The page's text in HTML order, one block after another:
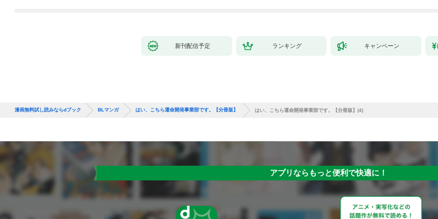
新刊配信予定 ランキング キャンペーン
漫画無料試し読みならdブック BLマンガ はい、こちら運命開発事業部です。【分冊版】 はい、こちら運命開発事業部です。【分冊版】(4)
アプリならもっと便利で快適に！